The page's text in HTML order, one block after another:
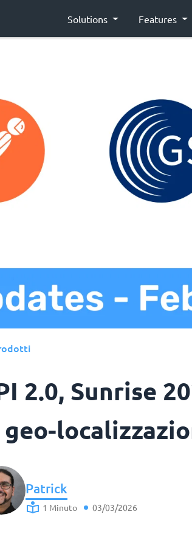
Solutions Features
2.0, Sunrise
Patrick
1 Minuto 03/03/2026